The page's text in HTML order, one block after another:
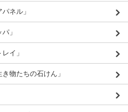
ネル」
」
イ」
物たちの石けん」